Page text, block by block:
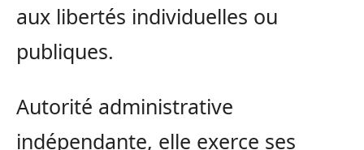
aux libertés individuelles ou
publiques.
Autorité administrative
indépendante, elle exerce ses